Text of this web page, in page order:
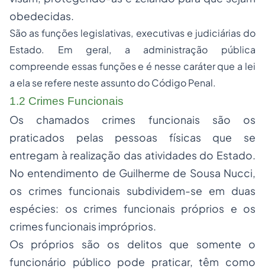
obedecidas.
São as funções legislativas, executivas e judiciárias do
Estado. Em geral, a administração pública
compreende essas funções e é nesse caráter que a lei
a ela se refere neste assunto do Código Penal.
1.2 Crimes Funcionais
Os chamados crimes funcionais são os
praticados pelas pessoas físicas que se
entregam à realização das atividades do Estado.
No entendimento de Guilherme de Sousa Nucci,
os crimes funcionais subdividem-se em duas
espécies: os crimes funcionais próprios e os
crimes funcionais impróprios.
Os próprios são os delitos que somente o
funcionário público pode praticar, têm como